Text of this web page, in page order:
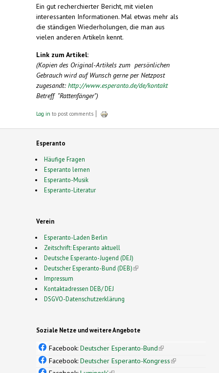
Ein gut recherchierter Bericht, mit vielen
interessanten Informationen. Mal etwas mehr als
die ständigen Wiederholungen, die man aus
vielen anderen Artikeln kennt.
Link zum Artikel:
(Kopien des Original-Artikels zum persönlichen
Gebrauch wird auf Wunsch gerne per Netzpost
zugesandt: http://www.esperanto.de/de/kontakt
Betreff "Rattenfänger")
Log in to post comments
Esperanto
Häufige Fragen
Esperanto lernen
Esperanto-Musik
Esperanto-Literatur
Verein
Esperanto-Laden Berlin
Zeitschrift: Esperanto aktuell
Deutsche Esperanto-Jugend (DEJ)
Deutscher Esperanto-Bund (DEB)(link is external)
Impressum
Kontaktadressen DEB/ DEJ
DSGVO-Datenschutzerklärung
Soziale Netze und weitere Angebote
Facebook: Deutscher Esperanto-Bund(link is
external)
Facebook: Deutscher Esperanto-Kongress(link is